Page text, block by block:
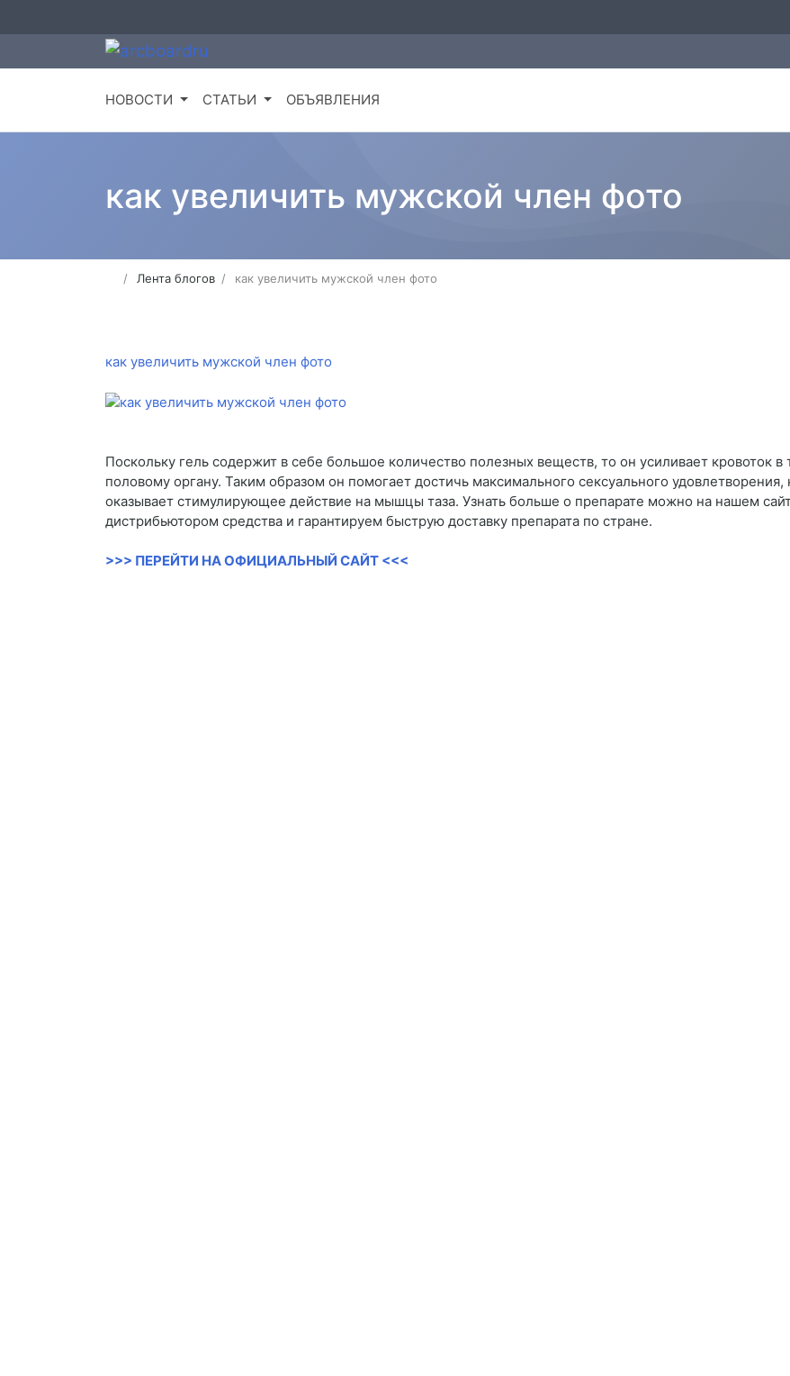
НОВОСТИ СТАТЬИ ОБЪЯВЛЕНИЯ
как увеличить мужской член фото
Лента блогов как увеличить мужской член фото
как увеличить мужской член фото
Поскольку гель содержит в себе большое количество полезных веществ, то он усиливает кровоток в
половому органу. Таким образом он помогает достичь максимального сексуального
оказывает стимулирующее действие на мышцы таза. Узнать больше о препарате можно на нашем
дистрибьютором средства и гарантируем быструю доставку препарата по стране.
>>> ПЕРЕЙТИ НА ОФИЦИАЛЬНЫЙ САЙТ <<<